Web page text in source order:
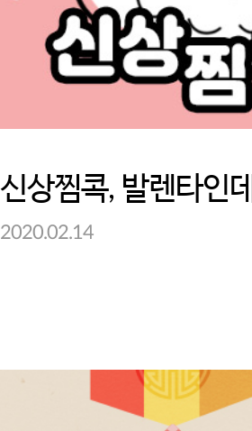
2020.02.14